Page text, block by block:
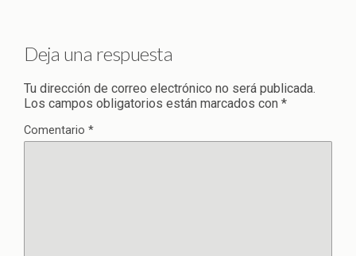
Deja una respuesta
Tu dirección de correo electrónico no será publicada.
Los campos obligatorios están marcados con *
Comentario *